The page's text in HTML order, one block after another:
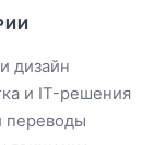
дизайн
и IT-решения
переводы